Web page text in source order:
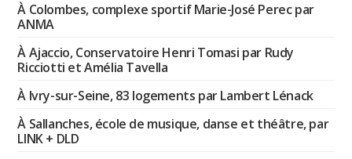
À Colombes, complexe sportif Marie-José Perec par
ANMA
À Ajaccio, Conservatoire Henri Tomasi par Rudy
Ricciotti et Amélia Tavella
À Ivry-sur-Seine, 83 logements par Lambert Lénack
À Sallanches, école de musique, danse et théâtre, par
LINK + DLD